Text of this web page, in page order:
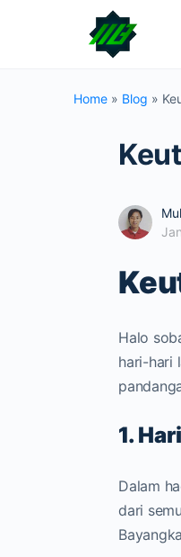
Home » Blog »
Halo
hari-hari
1.
Dalam
dari